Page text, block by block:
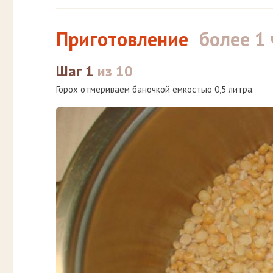
Приготовление более 1
Шаг 1 из 10
Горох отмериваем баночкой емкостью 0,5 литра.